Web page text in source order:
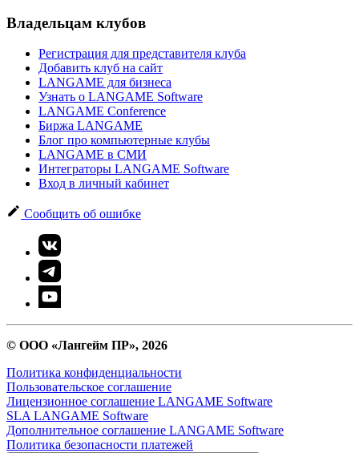
Владельцам клубов
Регистрация для представителя клуба
Добавить клуб на сайт
LANGAME для бизнеса
Узнать о LANGAME Software
LANGAME Conference
Биржа LANGAME
Блог про компьютерные клубы
LANGAME в СМИ
Интеграторы LANGAME Software
Вход в личный кабинет
Сообщить об ошибке
© ООО «Лангейм ПР», 2026
Политика конфиденциальности
Пользовательское соглашение
Лицензионное соглашение LANGAME Software
SLA LANGAME Software
Дополнительное соглашение LANGAME Software
Политика безопасности платежей